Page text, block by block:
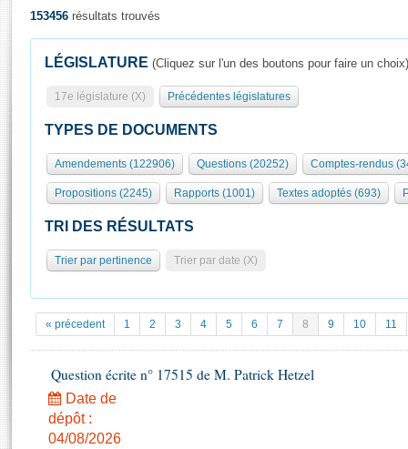
Présidence
577 députés
Groupes politiques
Séance publique
Commissions et autres organes
Europe et International
Pétitions
Projets de loi
Propositions de loi
Amendements
Textes adoptés
Rôle et pouvoirs de l'Assemblée
Organisation de l'Assemblée
Présidence Conférence des Présidents Bureau Collège des
Statistiques et chiffres clés
Documents de référence
( Constitution | Règlement de l'Assemblée ... )
Histoire
Juniors
Visiter l'Assemblée
Visite virtuelle du palais Bourbon
Assister à une séance
La Bibliothèque
Contacts et plan d'accès
Photos libres de droit
153456 résultats trouvés
LÉGISLATURE (Cliquez sur l'un des boutons pour faire un choix)
17e législature (X) Précédentes législatures
TYPES DE DOCUMENTS
Amendements (122906) Questions (20252) Comptes-rendus
Propositions (2245) Rapports (1001) Textes adoptés (693)
TRI DES RÉSULTATS
Trier par pertinence Trier par date (X)
« précedent 1 2 3 4 5 6 7 8 9 10 11
Question écrite n° 17515 de M. Patrick Hetzel
Date de
dépôt :
04/08/2026